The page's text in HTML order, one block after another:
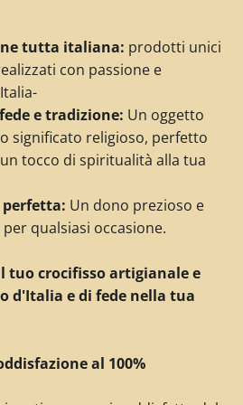
tutta italiana: prodotti unici
con passione e
e tradizione: Un oggetto
significato religioso, perfetto
tocco di spiritualità alla tua
perfetta: Un dono prezioso e
qualsiasi occasione.
tuo crocifisso artigianale e
d'Italia e di fede nella tua
al 100%